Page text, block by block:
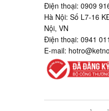
Điện thoại: 0909
Hà Nội: Số L7-16
Nội, VN
Điện thoại: 0941
E-mail: